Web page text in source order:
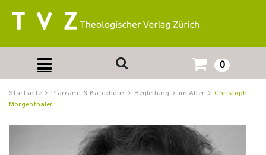
0
Startseite Pfarramt & Katechetik Begleitung im Alter
Christoph
Morgenthaler